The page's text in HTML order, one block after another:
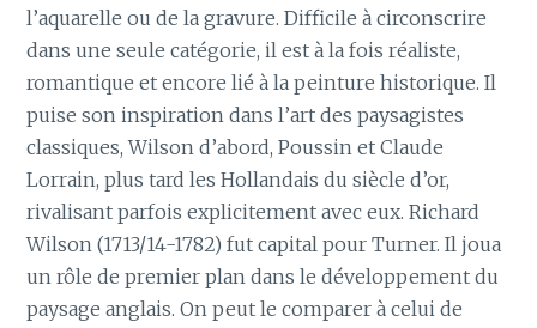
l’aquarelle ou de la gravure. Difficile à circonscrire
dans une seule catégorie, il est à la fois réaliste,
romantique et encore lié à la peinture historique. Il
puise son inspiration dans l’art des paysagistes
classiques, Wilson d’abord, Poussin et Claude
Lorrain, plus tard les Hollandais du siècle d’or,
rivalisant parfois explicitement avec eux. Richard
Wilson (1713/14-1782) fut capital pour Turner. Il joua
un rôle de premier plan dans le développement du
paysage anglais. On peut le comparer à celui de